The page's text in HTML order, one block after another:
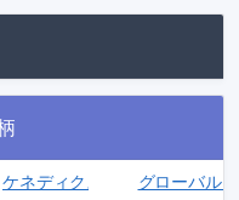
数投資信託［株式］(1313)
ファンドＳ＆Ｐ５００先物レ
ケネディクス商業リート投資
グローバル